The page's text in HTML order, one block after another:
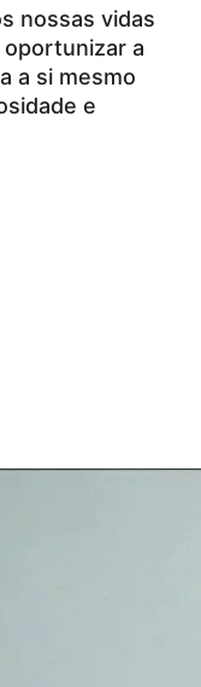
nossas vidas
a
a si mesmo
e